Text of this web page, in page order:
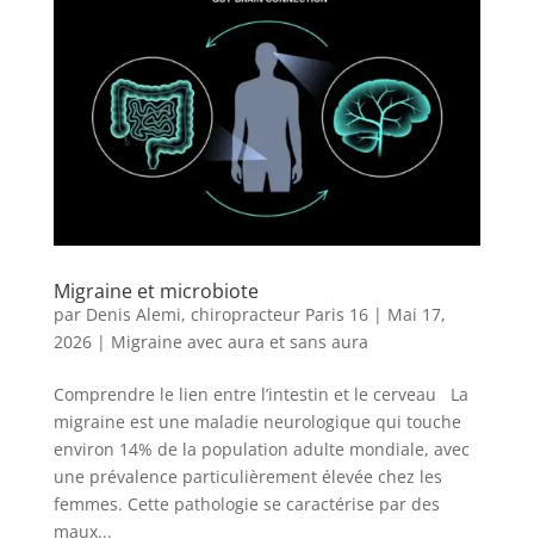
Migraine et microbiote
par Denis Alemi, chiropracteur Paris 16| Mai 17,
2026| Migraine avec aura et sans aura
Comprendre le lien entre l’intestin et le cerveau La
migraine est une maladie neurologique qui touche
environ 14% de la population adulte mondiale, avec
une prévalence particulièrement élevée chez les
femmes. Cette pathologie se caractérise par des
maux...